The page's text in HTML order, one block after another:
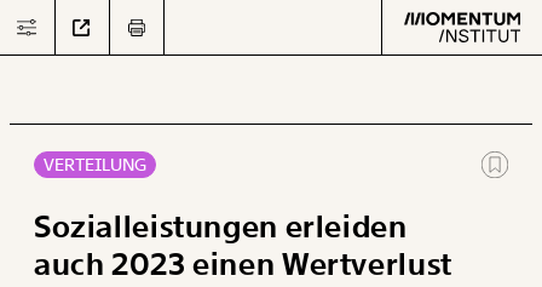
Textsecond
VERTEILUNG
Sozialleistungen erleiden
auch 2023 einen Wertverlust